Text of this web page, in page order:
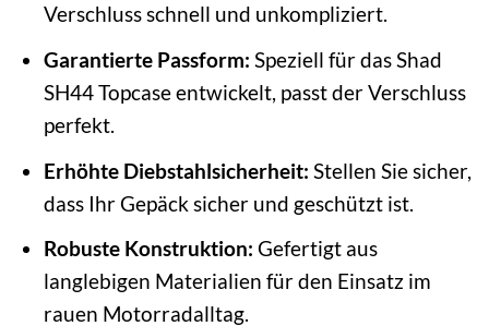
Verschluss schnell und unkompliziert.
Garantierte Passform: Speziell für das Shad
SH44 Topcase entwickelt, passt der Verschluss
perfekt.
Erhöhte Diebstahlsicherheit: Stellen Sie sicher,
dass Ihr Gepäck sicher und geschützt ist.
Robuste Konstruktion: Gefertigt aus
langlebigen Materialien für den Einsatz im
rauen Motorradalltag.